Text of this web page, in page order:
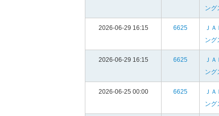
ング
2026-06-29 16:15 6625
Ｊ
ング
2026-06-29 16:15 6625
Ｊ
ング
2026-06-25 00:00 6625
Ｊ
ング